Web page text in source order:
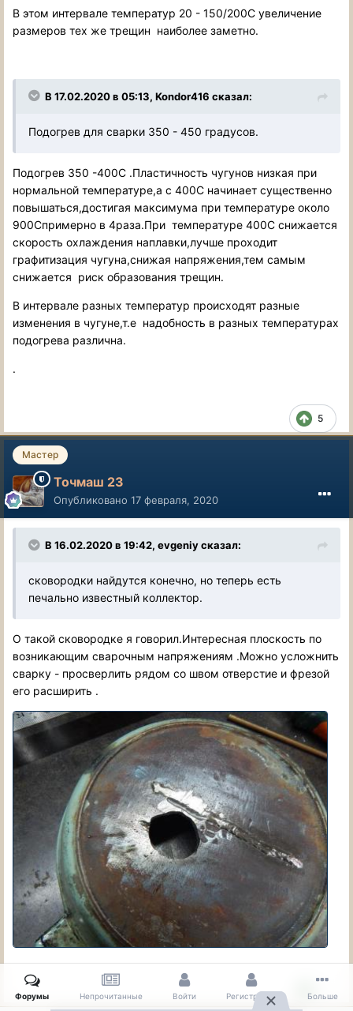
В этом интервале температур 20 - 150/200С увеличение
размеров тех же трещин наиболее заметно.
В 17.02.2020 в 05:13, Kondor416 сказал:
Подогрев для сварки 350 - 450 градусов.
Подогрев 350 -400С .Пластичность чугунов низкая при
нормальной температуре,а с 400С начинает существенно
повышаться,достигая максимума при температуре около
900Спримерно в 4раза.При температуре 400С снижается
скорость охлаждения наплавки,лучше проходит
графитизация чугуна,снижая напряжения,тем самым
снижается риск образования трещин.
В интервале разных температур происходят разные
изменения в чугуне,т.е надобность в разных температурах
подогрева различна.
.
5
Мастер
Точмаш 23
Опубликовано 17 февраля, 2020
В 16.02.2020 в 19:42, evgeniy сказал:
сковородки найдутся конечно, но теперь есть
печально известный коллектор.
О такой сковородке я говорил.Интересная плоскость по
возникающим сварочным напряжениям .Можно усложнить
сварку - просверлить рядом со швом отверстие и фрезой
его расширить .
Форумы Непрочитанные Войти Регистрация Больше